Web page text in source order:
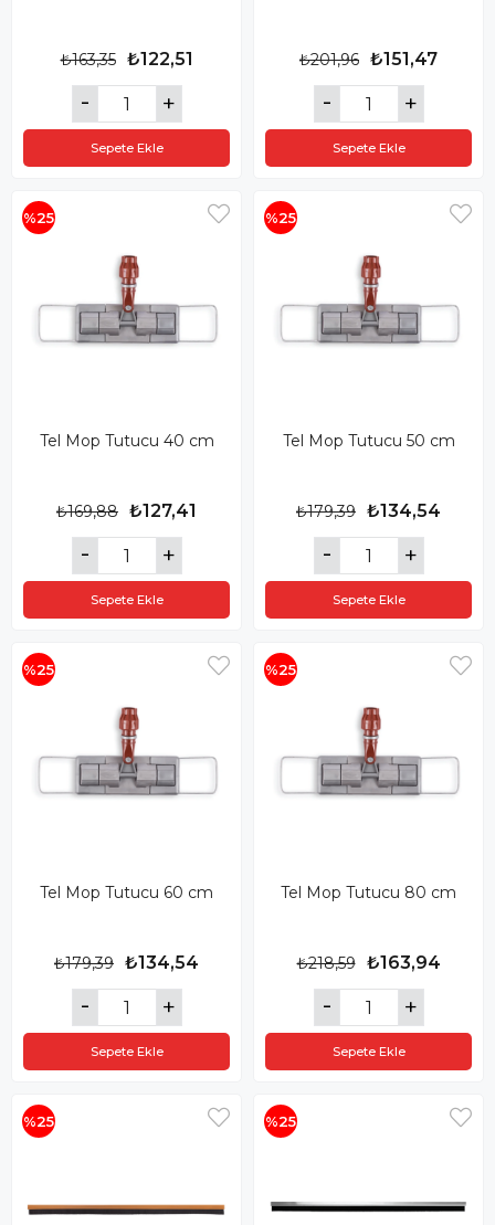
₺122,51
₺163,35
Sepete Ekle
₺151,47
₺201,96
Sepete Ekle
Tel Mop Tutucu 40 cm
₺127,41
₺169,88
Sepete Ekle
%25
Tel Mop Tutucu 50 cm
₺134,54
₺179,39
Sepete Ekle
%25
Tel Mop Tutucu 60 cm
₺134,54
₺179,39
Sepete Ekle
%25
Tel Mop Tutucu 80 cm
₺163,94
₺218,59
Sepete Ekle
%25
%25 %25